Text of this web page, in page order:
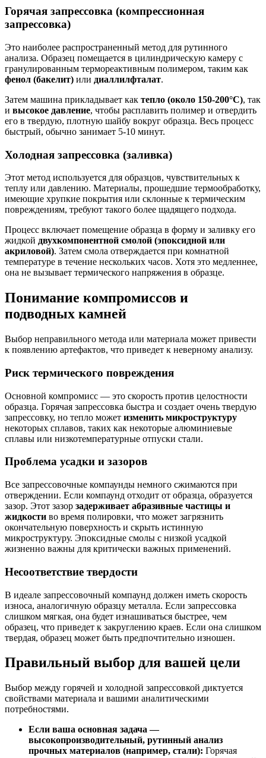
Горячая запрессовка (компрессионная
запрессовка)
Это наиболее распространенный метод для рутинного
анализа. Образец помещается в цилиндрическую камеру с
гранулированным термореактивным полимером, таким как
фенол (бакелит) или диаллилфталат.
Затем машина прикладывает как тепло (около 150-200°C), так
и высокое давление, чтобы расплавить полимер и отвердить
его в твердую, плотную шайбу вокруг образца. Весь процесс
быстрый, обычно занимает 5-10 минут.
Холодная запрессовка (заливка)
Этот метод используется для образцов, чувствительных к
теплу или давлению. Материалы, прошедшие термообработку,
имеющие хрупкие покрытия или склонные к термическим
повреждениям, требуют такого более щадящего подхода.
Процесс включает помещение образца в форму и заливку его
жидкой двухкомпонентной смолой (эпоксидной или
акриловой). Затем смола отверждается при комнатной
температуре в течение нескольких часов. Хотя это медленнее,
она не вызывает термического напряжения в образце.
Понимание компромиссов и
подводных камней
Выбор неправильного метода или материала может привести
к появлению артефактов, что приведет к неверному анализу.
Риск термического повреждения
Основной компромисс — это скорость против целостности
образца. Горячая запрессовка быстра и создает очень твердую
запрессовку, но тепло может изменить микроструктуру
некоторых сплавов, таких как некоторые алюминиевые
сплавы или низкотемпературные отпуски стали.
Проблема усадки и зазоров
Все запрессовочные компаунды немного сжимаются при
отверждении. Если компаунд отходит от образца, образуется
зазор. Этот зазор задерживает абразивные частицы и
жидкости во время полировки, что может загрязнить
окончательную поверхность и скрыть истинную
микроструктуру. Эпоксидные смолы с низкой усадкой
жизненно важны для критически важных применений.
Несоответствие твердости
В идеале запрессовочный компаунд должен иметь скорость
износа, аналогичную образцу металла. Если запрессовка
слишком мягкая, она будет изнашиваться быстрее, чем
образец, что приведет к закруглению краев. Если она слишком
твердая, образец может быть предпочтительно изношен.
Правильный выбор для вашей цели
Выбор между горячей и холодной запрессовкой диктуется
свойствами материала и вашими аналитическими
потребностями.
Если ваша основная задача —
высокопроизводительный, рутинный анализ
прочных материалов (например, стали): Горячая